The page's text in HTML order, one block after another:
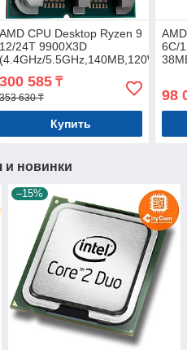
AMD CPU Desktop Ryzen 9
12/24T 9900X3D
(4.4GHz/5.5GHz,140MB,120W,AM5)
300 585₸
630 ₸
Купить
6C/
98
и новинки
–15%